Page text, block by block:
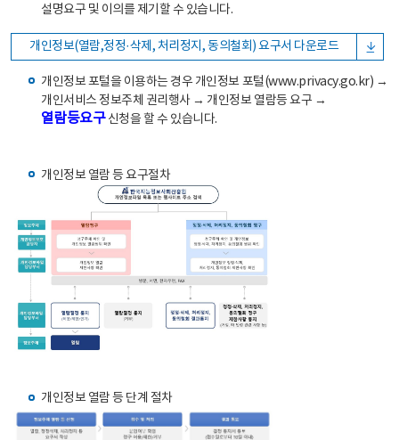
설명요구 및 이의를 제기할 수 있습니다.
개인정보(열람,정정·삭제, 처리정지, 동의철회) 요구서 다운로드
개인정보 포털을 이용하는 경우 개인정보 포털(www.privacy.go.kr) →
개인서비스 정보주체 권리행사 → 개인정보 열람등 요구 →
열람등요구신청을 할 수 있습니다.
개인정보 열람 등 요구절차
개인정보 열람 등 단계 절차